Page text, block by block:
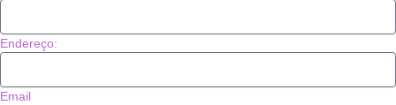
Endereço:
Email